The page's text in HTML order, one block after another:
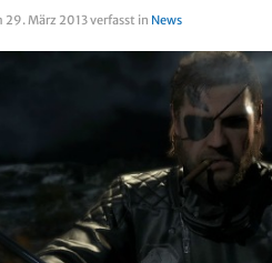
29. März 2013verfasst in News